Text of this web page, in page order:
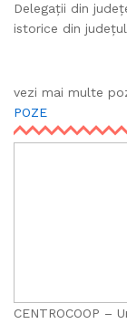
Delegații din
istorice din
vezi mai multe
POZE
CENTROCOOP –